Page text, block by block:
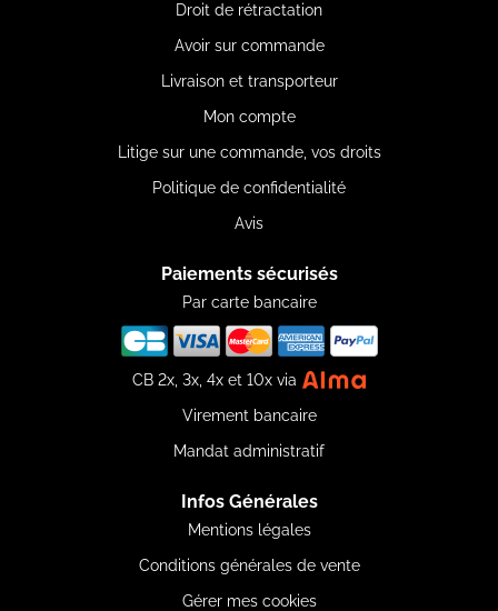
Droit de rétractation
Avoir sur commande
Livraison et transporteur
Mon compte
Litige sur une commande, vos droits
Politique de confidentialité
Avis
Paiements sécurisés
Par carte bancaire
CB 2x, 3x, 4x et 10x via
Virement bancaire
Mandat administratif
Infos Générales
Mentions légales
Conditions générales de vente
Gérer mes cookies